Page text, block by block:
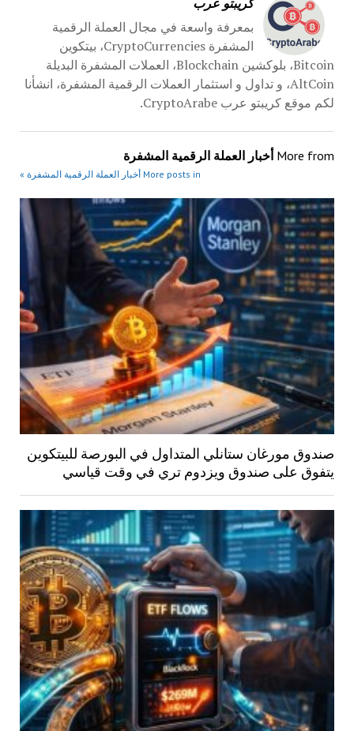
بمعرفة واسعة في مجال العملة الرقمية
المشفرة CryptoCurrencies، بيتكوين
Bitcoin، بلوكشين Blockchain، العملات المشفرة البديلة
AltCoin، و تداول و استثمار العملات الرقمية المشفرة، انشأنا
لكم موقع كريبتو عرب CryptoArabe.
More from أخبار العملة الرقمية المشفرة
More posts in أخبار العملة الرقمية المشفرة »
صندوق مورغان ستانلي المتداول في البورصة للبيتكوين
يتفوق على صندوق ويزدوم تري في وقت قياسي